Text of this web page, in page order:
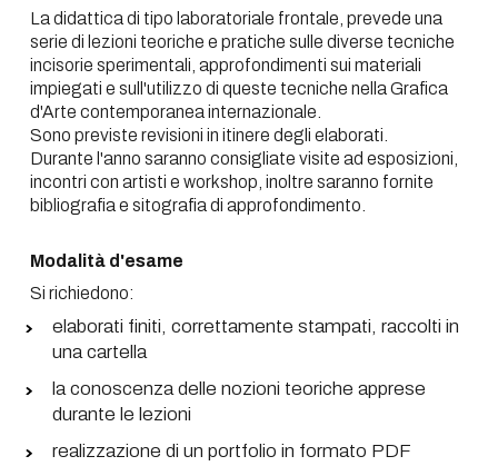
La didattica di tipo laboratoriale frontale, prevede una
serie di lezioni teoriche e pratiche sulle diverse tecniche
incisorie sperimentali, approfondimenti sui materiali
impiegati e sull'utilizzo di queste tecniche nella Grafica
d'Arte contemporanea internazionale.
Sono previste revisioni in itinere degli elaborati.
Durante l'anno saranno consigliate visite ad esposizioni,
incontri con artisti e workshop, inoltre saranno fornite
bibliografia e sitografia di approfondimento.
Modalità d'esame
Si richiedono:
elaborati finiti, correttamente stampati, raccolti in
una cartella
la conoscenza delle nozioni teoriche apprese
durante le lezioni
realizzazione di un portfolio in formato PDF